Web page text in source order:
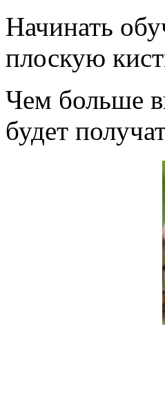
Начинать
плоскую
Чем больше
будет